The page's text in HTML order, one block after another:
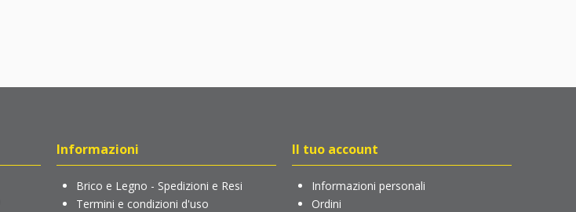
Informazioni
Brico e Legno - Spedizioni e Resi
Termini e condizioni d'uso
Il tuo account
Informazioni personali
Ordini